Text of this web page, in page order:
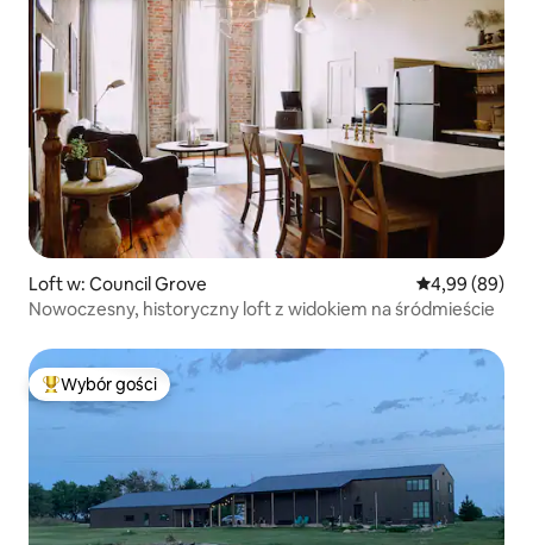
Loft w: Council Grove Średnia
4,99 (89)
Nowoczesny, historyczny loft z widokiem na śródmieście
Najpopularniejsze z kategorii Wybór gości
Wybór gości